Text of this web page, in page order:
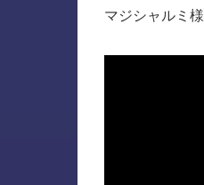
マジシャルミ様